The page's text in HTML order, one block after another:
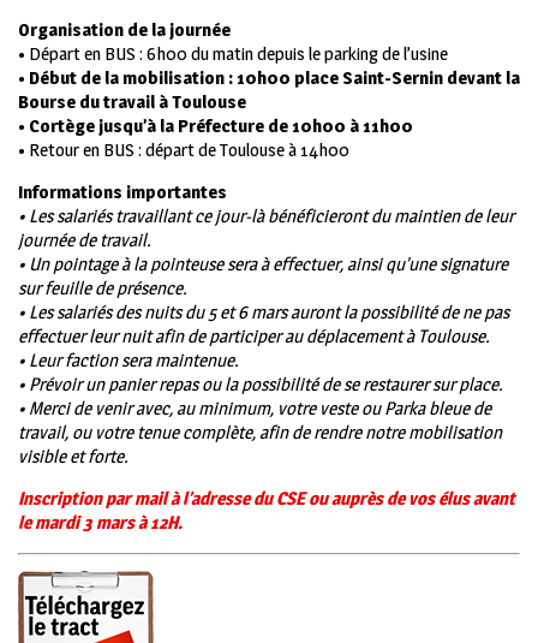
Organisation de la journée
• Départ en BUS : 6h00 du matin depuis le parking de l’usine
• Début de la mobilisation : 10h00 place Saint-Sernin devant la
Bourse du travail à Toulouse
• Cortège jusqu’à la Préfecture de 10h00 à 11h00
• Retour en BUS : départ de Toulouse à 14h00
Informations importantes
• Les salariés travaillant ce jour-là bénéficieront du maintien de leur
journée de travail.
• Un pointage à la pointeuse sera à effectuer, ainsi qu’une signature
sur feuille de présence.
• Les salariés des nuits du 5 et 6 mars auront la possibilité de ne pas
effectuer leur nuit afin de participer au déplacement à Toulouse.
• Leur faction sera maintenue.
• Prévoir un panier repas ou la possibilité de se restaurer sur place.
• Merci de venir avec, au minimum, votre veste ou Parka bleue de
travail, ou votre tenue complète, afin de rendre notre mobilisation
visible et forte.
Inscription par mail à l’adresse du CSE ou auprès de vos élusavant
le mardi 3 mars à 12H.